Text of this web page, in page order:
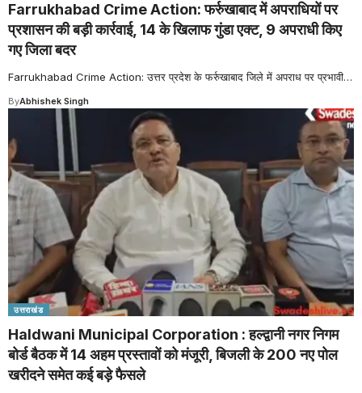
Farrukhabad Crime Action: फर्रुखाबाद में अपराधियों पर
प्रशासन की बड़ी कार्रवाई, 14 के खिलाफ गुंडा एक्ट, 9 अपराधी किए
गए जिला बदर
Farrukhabad Crime Action: उत्तर प्रदेश के फर्रुखाबाद जिले में अपराध पर प्रभावी…
ByAbhishek Singh
उत्तराखंड
Haldwani Municipal Corporation : हल्द्वानी नगर निगम
बोर्ड बैठक में 14 अहम प्रस्तावों को मंजूरी, बिजली के 200 नए पोल
खरीदने समेत कई बड़े फैसले